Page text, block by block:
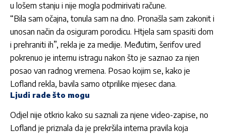
u lošem stanju i nije mogla podmirivati račune.
“Bila sam očajna, tonula sam na dno. Pronašla sam zakonit i
unosan način da osiguram porodicu. Htjela sam spasiti dom
i prehraniti ih”, rekla je za medije. Međutim, šerifov ured
pokrenuo je internu istragu nakon što je saznao za njen
posao van radnog vremena. Posao kojim se, kako je
Lofland rekla, bavila samo otprilike mjesec dana.
Ljudi rade što mogu
Odjel nije otkrio kako su saznali za njene video-zapise, no
Lofland je priznala da je prekršila interna pravila koja